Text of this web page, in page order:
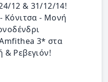
12 & 31/12/14!
Κόνιτσα - Μονή
3* στα
& Ρεβεγιόν!